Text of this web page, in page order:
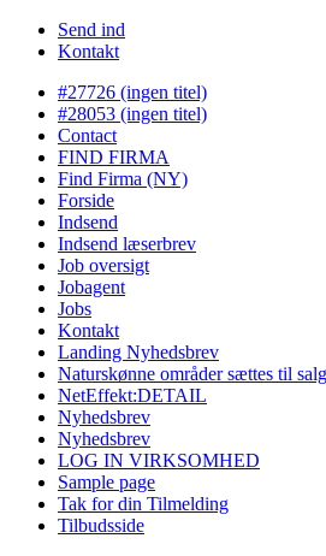
Send ind
Kontakt
#27726 (ingen titel)
#28053 (ingen titel)
Contact
FIND FIRMA
Find Firma (NY)
Forside
Indsend
Indsend læserbrev
Job oversigt
Jobagent
Jobs
Kontakt
Landing Nyhedsbrev
Naturskønne områder sættes til
NetEffekt:DETAIL
Nyhedsbrev
Nyhedsbrev
LOG IN VIRKSOMHED
Sample page
Tak for din Tilmelding
Tilbudsside